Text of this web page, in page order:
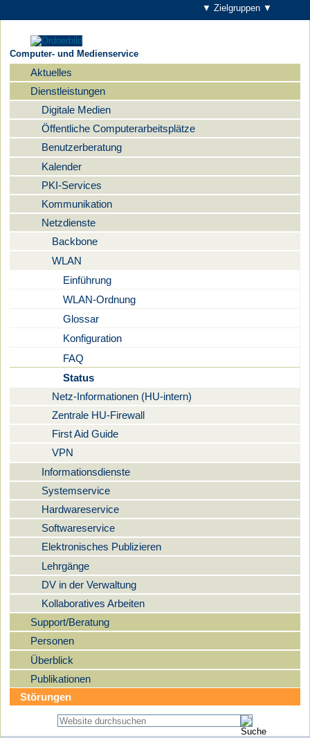
▼ Zielgruppen ▼
Computer- und Medienservice
Navigation
Aktuelles
Dienstleistungen
Digitale Medien
Öffentliche Computerarbeitsplätze
Benutzerberatung
Kalender
PKI-Services
Kommunikation
Netzdienste
Backbone
WLAN
Einführung
WLAN-Ordnung
Glossar
Konfiguration
FAQ
Status
Netz-Informationen (HU-intern)
Zentrale HU-Firewall
First Aid Guide
VPN
Informationsdienste
Systemservice
Hardwareservice
Softwareservice
Elektronisches Publizieren
Lehrgänge
DV in der Verwaltung
Kollaboratives Arbeiten
Support/Beratung
Personen
Überblick
Publikationen
Störungen